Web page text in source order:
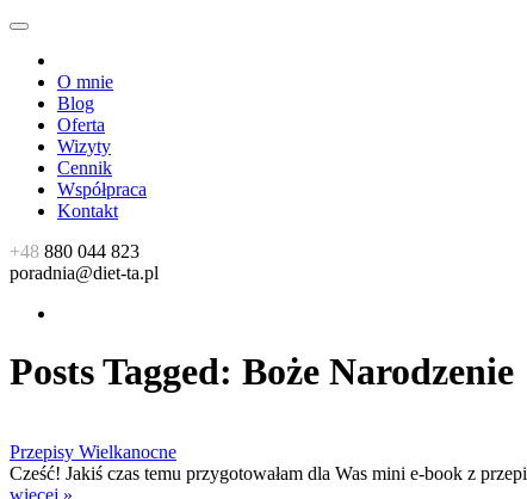
O mnie
Blog
Oferta
Wizyty
Cennik
Współpraca
Kontakt
+48 880 044 823
poradnia@diet-ta.pl
Posts Tagged: Boże Narodzenie
Przepisy Wielkanocne
Cześć! Jakiś czas temu przygotowałam dla Was mini e-book z
więcej »